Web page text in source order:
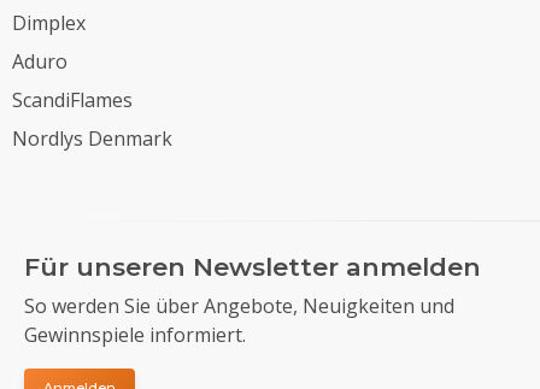
Dimplex
Aduro
ScandiFlames
Nordlys Denmark
Für unseren Newsletter anmelden
So werden Sie über Angebote, Neuigkeiten und
Gewinnspiele informiert.